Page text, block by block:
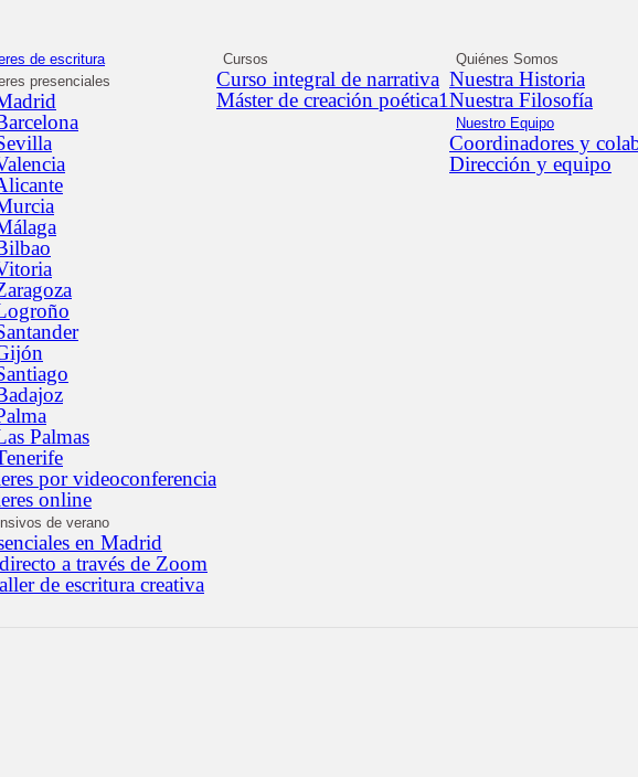
de escritura
presenciales
Palmas
por videoconferencia
online
de verano
en Madrid
a través de Zoom
de escritura creativa
Cursos
Curso integral de narrativa
Máster de creación poética1
Quiénes Somos
Nuestra Historia
Nuestra Filosofía
Nuestro Equipo
Coordinadores y
Dirección y equipo